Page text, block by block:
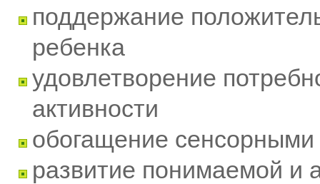
поддержание
ребенка
удовлетворение
активности
обогащение сенсорными
развитие понимаемой и